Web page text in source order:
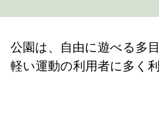
公園は、自由に遊べる多
軽い運動の利用者に多く